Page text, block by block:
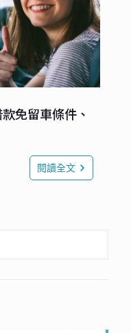
免留車條件、
閱讀全文